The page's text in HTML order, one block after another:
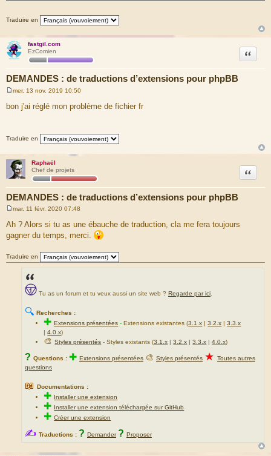
Traduire en
fastgil.com
EzComien
DEMANDES : de traductions d’extensions pour phpBB
Citation
s
e
mer. 13 nov. 2019 10:50
bon j'ai réglé mon problème de fichier fr
Traduire en
Raphaël
Chef de projets
DEMANDES : de traductions d’extensions pour phpBB
Citation
e
s
s
e
mar. 11 févr. 2020 07:48
Ah ? Alors si tu as une ébauche de traduction, cla me fera toujours
gagner du temps, merci.
Traduire en
Tu as un forum et tu veux aussi un site web ? Regarde par ici
🔍 Recherches :
✚Extensions présentées -Extensions existantes (3.1.x |3.2.x |3.3.x
|4.0.x)
🎨Styles présentés - Styles existants (3.1.x |3.2.x |3.3.x |4.0.x)
? Questions : ✚ Extensions présentées 🎨 Styles présentés ★ Toutes autres
questions
📖 Documentations :
✚ Installer une extension
✚ Installer une extension téléchargée sur GitHub
✚Créer une extension
✍ Traductions : ? Demander ? Proposer